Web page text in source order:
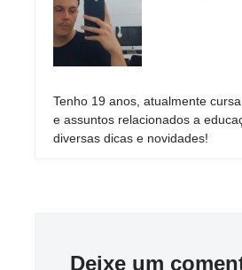
Tenho 19 anos, atualmente
e assuntos relacionados a
diversas dicas e novidades!
Deixe um